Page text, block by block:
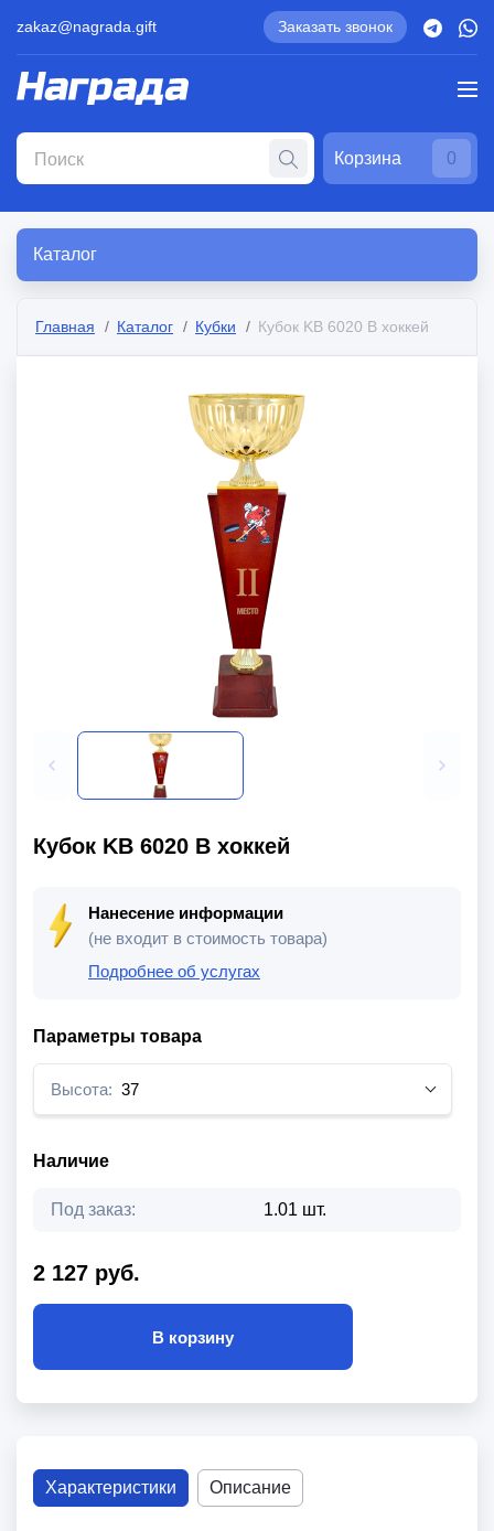
zakaz@nagrada.gift Заказать звонок
Корзина 0
Каталог
Главная Каталог Кубки Кубок KB 6020 B хоккей
Кубок KB 6020 B хоккей
Нанесение информации
(не входит в стоимость товара)
Подробнее об услугах
Параметры товара
Высота: 37
Наличие
Под заказ: 1.01 шт.
2 127 руб.
В корзину
Характеристики Описание